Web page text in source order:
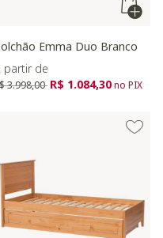
Emma Duo Branco
partir de
reduzido de
3.998,00 para
R$ 1.084,30no PIX